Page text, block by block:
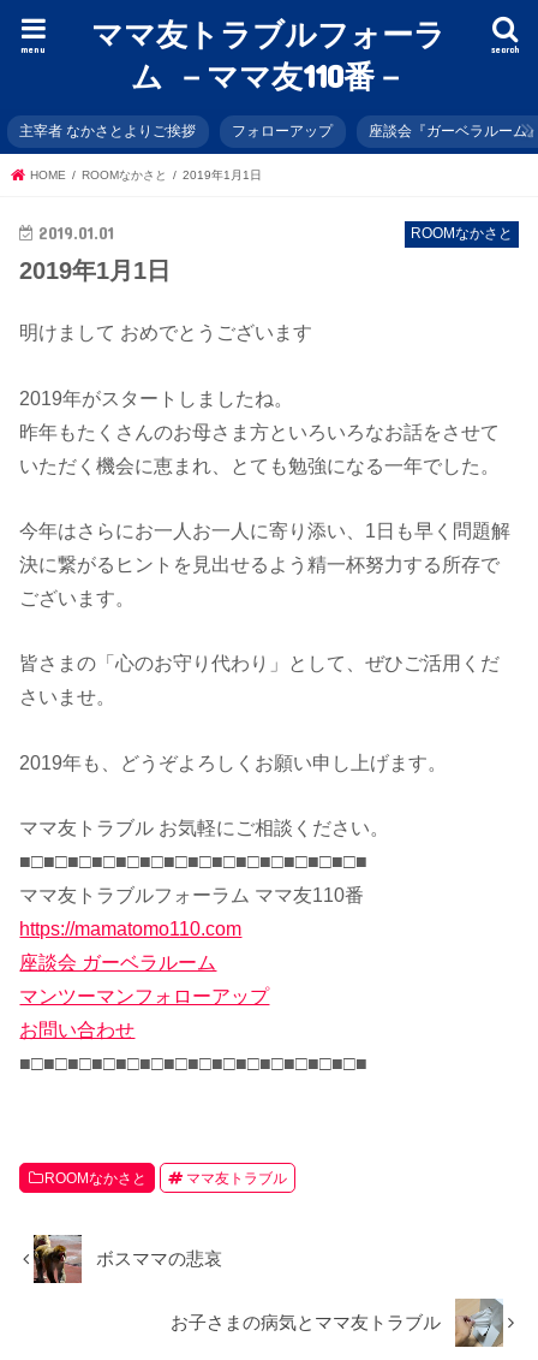
ママ友トラブルフォーラ
ム －ママ友110番－
search
menu
主宰者 なかさとよりご挨拶 フォローアップ 座談会『ガーベラルーム
HOME ROOMなかさと 2019年1月1日
ROOMなかさと
2019.01.01
2019年1月1日
明けまして おめでとうございます
2019年がスタートしましたね。
昨年もたくさんのお母さま方といろいろなお話をさせて
いただく機会に恵まれ、とても勉強になる一年でした。
今年はさらにお一人お一人に寄り添い、1日も早く問題解
決に繋がるヒントを見出せるよう精一杯努力する所存で
ございます。
皆さまの「心のお守り代わり」として、ぜひご活用くだ
さいませ。
2019年も、どうぞよろしくお願い申し上げます。
ママ友トラブル お気軽にご相談ください。
■□■□■□■□■□■□■□■□■□■□■□■□■□■□■
ママ友トラブルフォーラム ママ友110番
https://mamatomo110.com
座談会 ガーベラルーム
マンツーマンフォローアップ
お問い合わせ
■□■□■□■□■□■□■□■□■□■□■□■□■□■□■
ROOMなかさと ママ友トラブル
ボスママの悲哀
お子さまの病気とママ友トラブル